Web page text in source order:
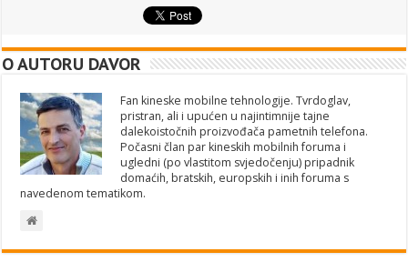
O AUTORU DAVOR
Fan kineske mobilne tehnologije. Tvrdoglav,
pristran, ali i upućen u najintimnije tajne
dalekoistočnih proizvođača pametnih telefona.
Počasni član par kineskih mobilnih foruma i
ugledni (po vlastitom svjedočenju) pripadnik
domaćih, bratskih, europskih i inih foruma s
navedenom tematikom.